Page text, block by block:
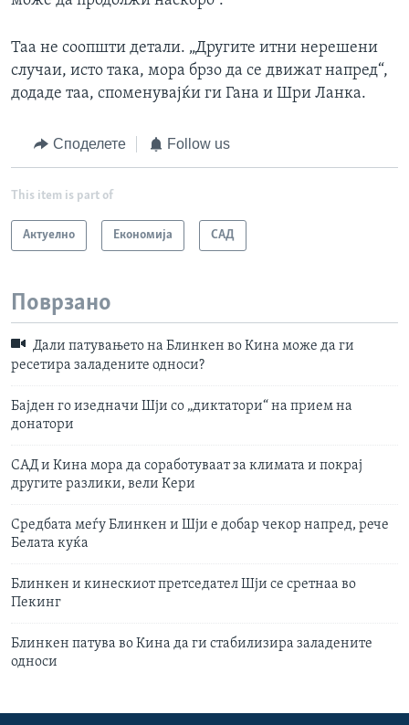
Таа не соопшти детали. „Другите итни нерешени
случаи, исто така, мора брзо да се движат напред“,
додаде таа, споменувајќи ги Гана и Шри Ланка.
Споделете Follow us
This item is part of
Актуелно Економија САД
Поврзано
Дали патувањето на Блинкен во Кина може да ги
ресетира заладените односи?
Бајден го изедначи Шји со „диктатори“ на прием на
донатори
САД и Кина мора да соработуваат за климата и покрај
другите разлики, вели Кери
Средбата меѓу Блинкен и Шји е добар чекор напред, рече
Белата куќа
Блинкен и кинескиот претседател Шjи се сретнаа во
Пекинг
Блинкен патува во Кина да ги стабилизира заладените
односи